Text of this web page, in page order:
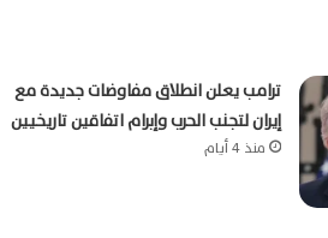
ترامب يعلن انطلاق مفاوضات جديدة مع
إيران لتجنب الحرب وإبرام اتفاقين تاريخيين
منذ 4 أيام